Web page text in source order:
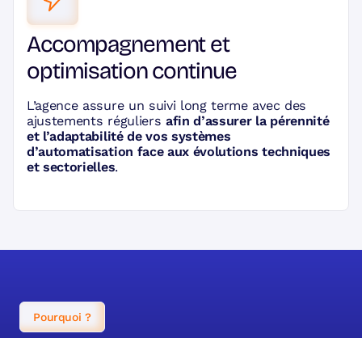
Accompagnement et
optimisation continue
L’agence assure un suivi long terme avec des
ajustements réguliers afin d’assurer la pérennité
et l’adaptabilité de vos systèmes
d’automatisation face aux évolutions techniques
et sectorielles.
Pourquoi ?